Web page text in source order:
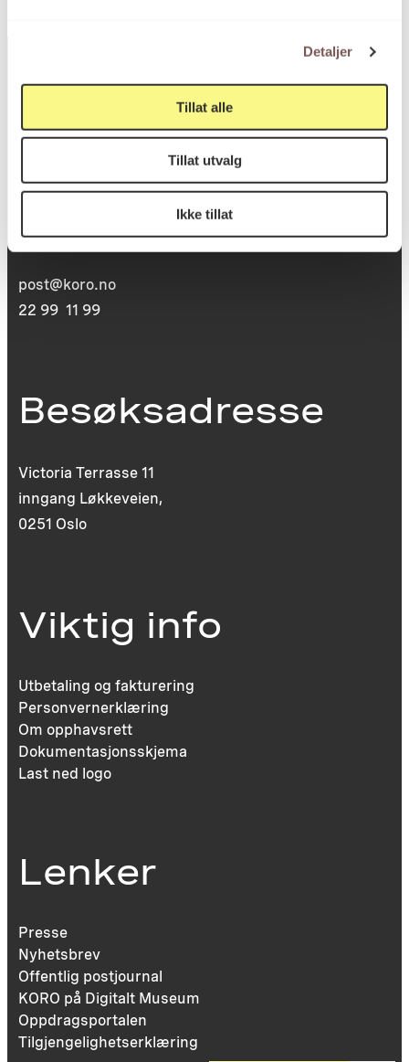
Detaljer
Tillat alle
Tillat utvalg
Ikke tillat
Postadresse
Postboks 6994
post@koro.no
22 99 11 99
Besøksadresse
Victoria Terrasse 11
inngang Løkkeveien,
0251 Oslo
Viktig info
Utbetaling og fakturering
Personvernerklæring
Om opphavsrett
Dokumentasjonsskjema
Last ned logo
Lenker
Presse
Nyhetsbrev
Offentlig postjournal
KORO på Digitalt Museum
Oppdragsportalen
Tilgjengelighetserklæring